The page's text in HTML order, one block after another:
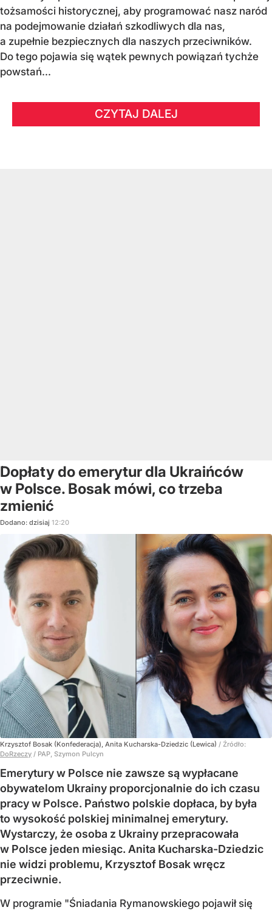
tożsamości historycznej, aby programować nasz naród
na podejmowanie działań szkodliwych dla nas,
a zupełnie bezpiecznych dla naszych przeciwników.
Do tego pojawia się wątek pewnych powiązań tychże
powstań...
CZYTAJ DALEJ
Dopłaty do emerytur dla Ukraińców
w Polsce. Bosak mówi, co trzeba
zmienić
Dodano: dzisiaj 12:20
Krzysztof Bosak (Konfederacja), Anita Kucharska-Dziedzic (Lewica) / Źródło:
DoRzeczy / PAP, Szymon Pulcyn
Emerytury w Polsce nie zawsze są wypłacane
obywatelom Ukrainy proporcjonalnie do ich czasu
pracy w Polsce. Państwo polskie dopłaca, by była
to wysokość polskiej minimalnej emerytury.
Wystarczy, że osoba z Ukrainy przepracowała
w Polsce jeden miesiąc. Anita Kucharska-Dziedzic
nie widzi problemu, Krzysztof Bosak wręcz
przeciwnie.
W programie "Śniadania Rymanowskiego pojawił się